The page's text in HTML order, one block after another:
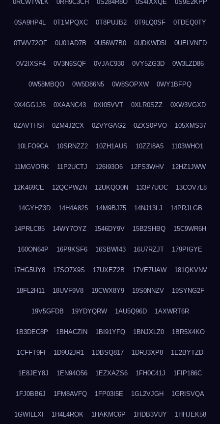
0RCWTWLK 0RH9C3CH 0S284R8O 0S4IXXQE 0S9E2KPP
0SA9HP4L 0T1MPQXC 0T8PUJB2 0T9LQ0SF 0TDEQ0TY
0TWV72OF 0U01AD7B 0U56W7B0 0UDKWD5I 0UELVNFD
0V2IXSF4 0V3N6SQF 0VJAC930 0VY5ZG3D 0W3LZD86
0W58MBQO 0W5D86N5 0W8SOPXW 0WY1BFPQ
0X4GG1J6 0XAANC43 0XI05VVT 0XLR0SZZ 0XW3VGXD
0ZAVTHSI 0ZM4J2CX 0ZVYGAG2 0ZXS0PVO 105XMS37
10LFO9CA 10SRNZZ2 10ZH1AUS 10ZZI8A5 1103WHO1
11MGVORK 11P2UCTJ 126I93O6 12FS3WHV 12HZ1JWW
12K469CE 12QCPWZN 12UKQO0N 133P7UOC 13COV7L8
14GYHZ3D 14H4A825 14M9BJ75 14NJ13LJ 14PRJLGB
14PRLC85 14WY7OYZ 1546DY9V 15B2SHBQ 15C9WR6H
160ON64P 16P9KSF6 16SBWI43 16U7RZJT 179PIGYE
17HG5UY8 17SO7X9S 17UXEZ2B 17VE7UAW 181QKVNV
18FL2H11 18UVF9V8 19CWX8Y9 19S0NNZV 19SYNG2F
19V5GFDB 19YDYQRW 1AU5Q96D 1AXWRT6R
1B3DEC8P 1BHACZIN 1BI91YFQ 1BNJXLZ0 1BR5X4KO
1CFFT9FI 1D9U2JR1 1DBSQ817 1DRJ3XP8 1E2BYTZD
1E8JEY8J 1EN94O56 1EZXAZS6 1FH0C41J 1FIP186C
1FJ0BB6J 1FM8AVFQ 1FP03I5E 1GL2VJGH 1GRISVQA
1GWILLXI 1H4L4ROK 1HAKMC6P 1HDB3VUY 1HHJEK58